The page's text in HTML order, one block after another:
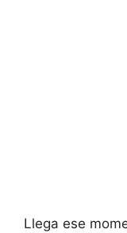
Llega ese